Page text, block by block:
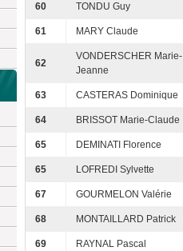
60 TONDU Guy
61 MARY Claude
62
VONDERSCHER Marie-
Jeanne
63 CASTERAS Dominique
64 BRISSOT Marie-Claude
65 DEMINATI Florence
65 LOFREDI Sylvette
67 GOURMELON Valérie
68 MONTAILLARD Patrick
69 RAYNAL Pascal